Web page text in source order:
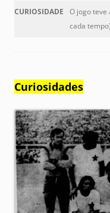
CURIOSIDADE
O jogo teve
cada tempo)
Curiosidades